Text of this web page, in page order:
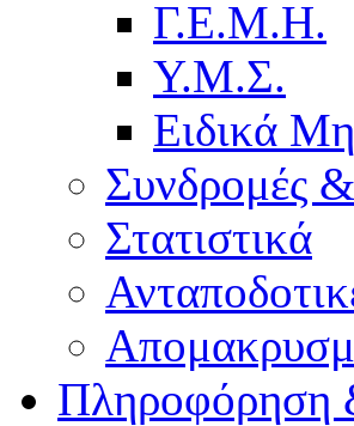
Γ.Ε.Μ.Η.
Υ.Μ.Σ.
Ειδικά
Συνδρομές
Στατιστικά
Πληροφόρηση